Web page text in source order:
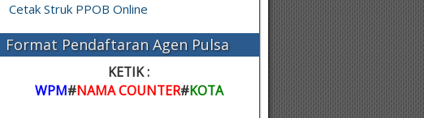
Cetak Struk PPOB Online
Format Pendaftaran Agen Pulsa
KETIK :
WPM#NAMA COUNTER#KOTA